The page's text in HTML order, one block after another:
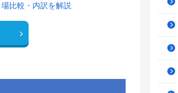
場比較・内訳を解説